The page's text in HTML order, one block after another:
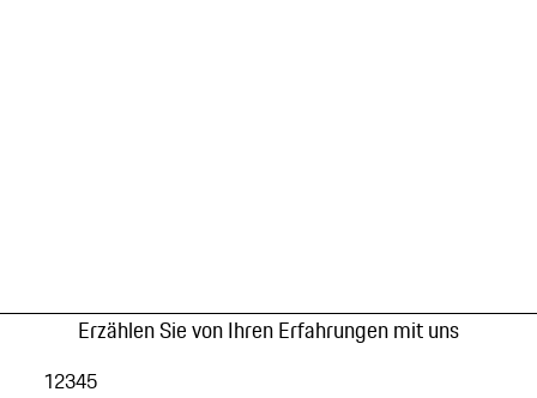
Erzählen Sie von Ihren Erfahrungen mit uns
12345